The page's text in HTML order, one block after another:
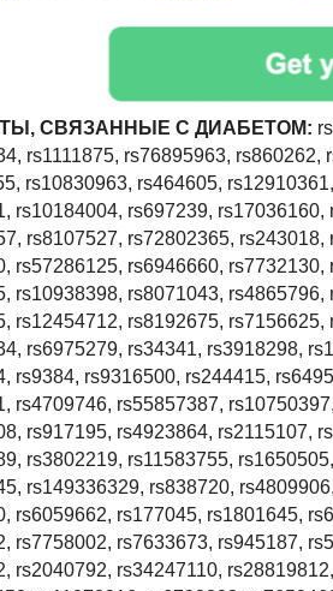
СВЯЗАННЫЕ С ДИАБЕТОМ:
rs1111875, rs76895963,
rs10830963, rs464605,
rs10184004, rs697239,
rs8107527, rs72802365,
rs57286125, rs6946660,
rs10938398, rs8071043,
rs12454712, rs8192675,
rs6975279, rs34341, rs3918298,
rs9384, rs9316500, rs244415,
rs4709746, rs55857387,
rs917195, rs4923864, rs2115107,
rs3802219, rs11583755,
rs149336329, rs838720,
rs6059662, rs177045, rs1801645,
rs7758002, rs7633673, rs945187,
rs2040792, rs34247110,